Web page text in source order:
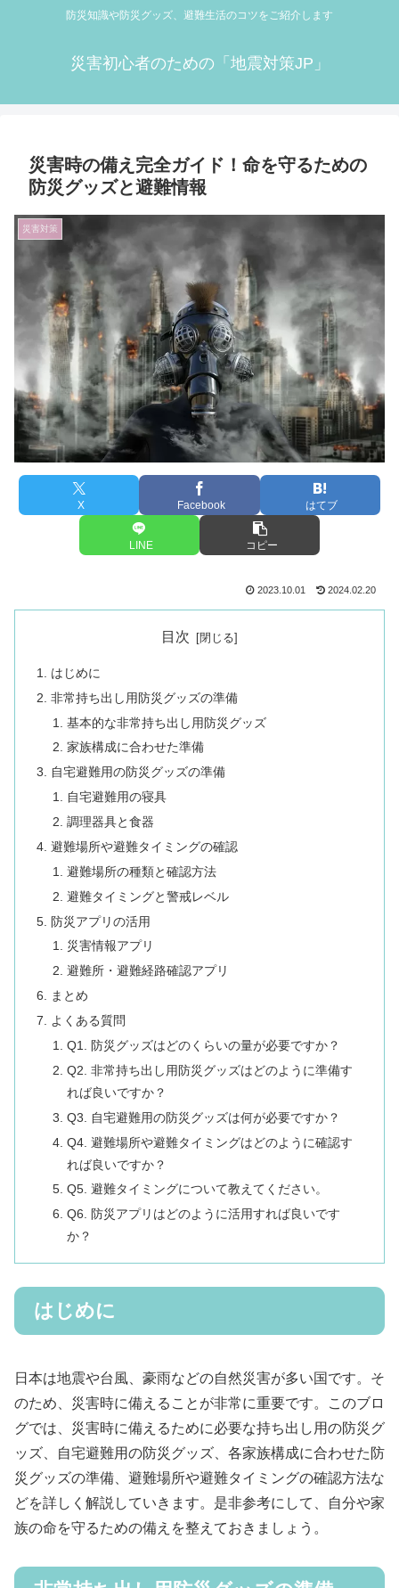
防災知識や防災グッズ、避難生活のコツをご紹介します
災害初心者のための「地震対策JP」
災害時の備え完全ガイド！命を守るための
防災グッズと避難情報
災害対策
X Facebook はてブ
LINE コピー
2023.10.01 2024.02.20
目次
はじめに
非常持ち出し用防災グッズの準備
基本的な非常持ち出し用防災グッズ
家族構成に合わせた準備
自宅避難用の防災グッズの準備
自宅避難用の寝具
調理器具と食器
避難場所や避難タイミングの確認
避難場所の種類と確認方法
避難タイミングと警戒レベル
防災アプリの活用
災害情報アプリ
避難所・避難経路確認アプリ
まとめ
よくある質問
Q1. 防災グッズはどのくらいの量が必要ですか？
Q2. 非常持ち出し用防災グッズはどのように準備す
れば良いですか？
Q3. 自宅避難用の防災グッズは何が必要ですか？
Q4. 避難場所や避難タイミングはどのように確認す
れば良いですか？
Q5. 避難タイミングについて教えてください。
Q6. 防災アプリはどのように活用すれば良いです
か？
はじめに
日本は地震や台風、豪雨などの自然災害が多い国です。そ
のため、災害時に備えることが非常に重要です。このブロ
グでは、災害時に備えるために必要な持ち出し用の防災グ
ッズ、自宅避難用の防災グッズ、各家族構成に合わせた防
災グッズの準備、避難場所や避難タイミングの確認方法な
どを詳しく解説していきます。是非参考にして、自分や家
族の命を守るための備えを整えておきましょう。